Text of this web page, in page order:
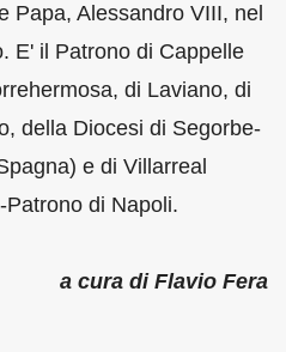
Papa, Alessandro VIII, nel
E' il Patrono di Cappelle
di Laviano, di
della Diocesi di Segorbe-
e di Villarreal
di Napoli.
a cura di Flavio Fera